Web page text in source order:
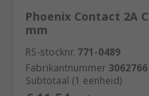
Phoenix Contact 2A
mm
RS-stocknr. 771-0489
Fabrikantnummer 3062766
Subtotaal (1 eenheid)